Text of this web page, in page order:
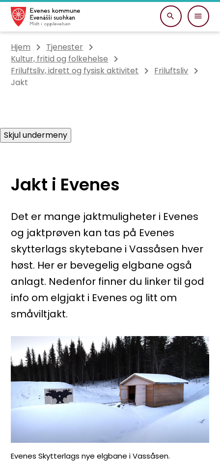
Evenes kommune
Du er her:
Hjem
Tjenester
Kultur, fritid og folkehelse
Friluftsliv, idrett og fysisk aktivitet
Friluftsliv
Jakt
Skjul undermeny
Jakt i Evenes
Det er mange jaktmuligheter i Evenes
og jaktprøven kan tas på Evenes
skytterlags skytebane i Vassåsen hver
høst. Her er bevegelig elgbane også
anlagt. Nedenfor finner du linker til god
info om elgjakt i Evenes og litt om
småviltjakt.
Evenes Skytterlags nye elgbane i Vassåsen.